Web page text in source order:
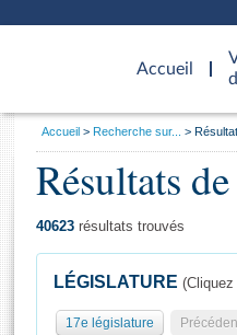
Accueil
d'accueil
Général
Vous
Accueil Recherche sur...
Résultats
40623 résultats trouvés
LÉGISLATURE
17e législature